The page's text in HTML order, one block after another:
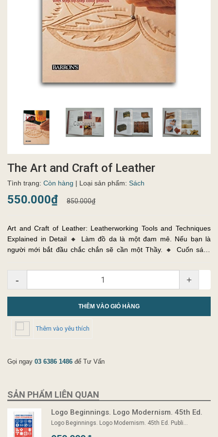
The Art and Craft of Leather
Tình trạng: Còn hàng | Loại sản phẩm: Sách
550.000₫ 850.000₫
Art and Craft of Leather: Leatherworking Tools and Techniques
Explained in Detail 🔸 Làm đồ da là một đam mê. Nếu bạn là
người mới bắt đầu chắc chắn sẽ cần một Thầy. 🔸 Cuốn sách
và xử lý...
- +
THÊM VÀO GIỎ HÀNG
Thêm vào yêu thích
Gọi ngay 03 6386 1486 để Tư Vấn
SẢN PHẨM LIÊN QUAN
Logo Beginnings. Logo Modernism. 45th Ed.
Logo Beginnings. Logo Modernism. 45th Ed. Publi...